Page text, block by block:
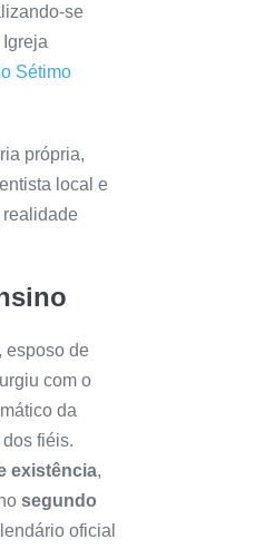
se
Sétimo
própria,
local e
esposo de
com o
da
fiéis.
existência,
segundo
oficial